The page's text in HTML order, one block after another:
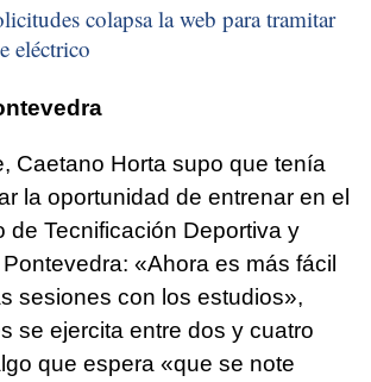
colapsa la web para tramitar
eléctrico
Caetano Horta supo que tenía
la oportunidad de entrenar en el
de Tecnificación Deportiva y
«Ahora es más fácil
sesiones con los estudios»,
se ejercita entre dos y cuatro
que espera «que se note